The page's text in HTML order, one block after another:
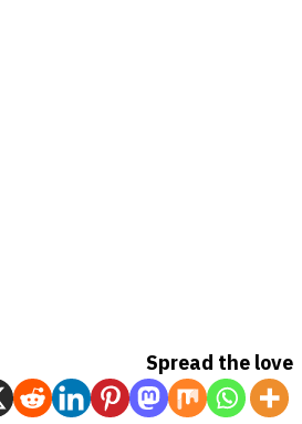
Spread the love